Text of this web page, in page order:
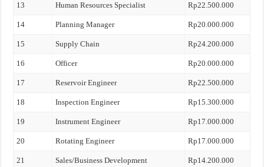
13 Human Resources Specialist Rp22.500.000
14 Planning Manager Rp20.000.000
15 Supply Chain Rp24.200.000
16 Officer Rp20.000.000
17 Reservoir Engineer Rp22.500.000
18 Inspection Engineer Rp15.300.000
19 Instrument Engineer Rp17.000.000
20 Rotating Engineer Rp17.000.000
21 Sales/Business Development Rp14.200.000